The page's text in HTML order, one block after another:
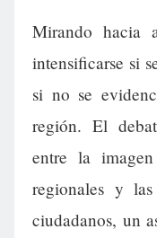
Mirando hacia
intensificarse si
si no se
región. El
entre la
regionales y
ciudadanos, un